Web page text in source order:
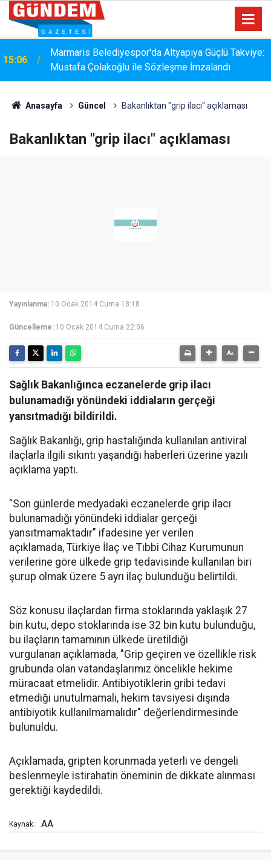
15:06
Marmaris Belediyespor'da Altyapıya Güçlü Takviye:
Mustafa Çolakoğlu ile Sözleşme İmzalandı
Marmaris Belediyesispor, Profesyonel Gelişim Ligi
İçin Başvurusunu Tamamladı
Anasayfa Güncel Bakanlıktan "grip ilacı" açıklaması
Bakanlıktan "grip ilacı" açıklaması
Yayınlanma: 10 Ocak 2014 Cuma 18:18
Güncelleme: 10 Ocak 2014 Cuma 22:06
Sağlık Bakanlığınca eczanelerde grip ilacı
bulunamadığı yönündeki iddiaların gerçeği
yansıtmadığı bildirildi.
Sağlık Bakanlığı, grip hastalığında kullanılan antiviral
ilaçlarla ilgili sıkıntı yaşandığı haberleri üzerine yazılı
açıklama yaptı.
"Son günlerde medyadaki eczanelerde grip ilacı
bulunamadığı yönündeki iddialar gerçeği
yansıtmamaktadır" ifadesine yer verilen
açıklamada, Türkiye İlaç ve Tıbbi Cihaz Kurumunun
verilerine göre ülkede grip tedavisinde kullanılan biri
şurup olmak üzere 5 ayrı ilaç bulunduğu belirtildi.
Söz konusu ilaçlardan firma stoklarında yaklaşık 27
bin kutu, depo stoklarında ise 32 bin kutu bulunduğu,
bu ilaçların tamamının ülkede üretildiği
vurgulanan açıklamada, "Grip geçiren ve özellikle risk
grubunda olan vatandaşlarımız öncelikle hekime
müracaat etmelidir. Antibiyotiklerin gribi tedavi
etmediği unutulmamalı, hekim tavsiyesi dışında
antibiyotik kullanılmamalıdır" değerlendirmesinde
bulunuldu.
Açıklamada, gripten korunmada yeterli ve dengeli
beslenmeyle istirahatin öneminin de dikkate alınması
gerektiği kaydedildi.
Kaynak: AA